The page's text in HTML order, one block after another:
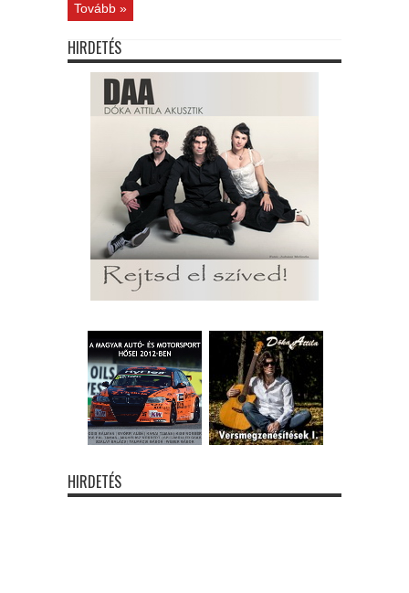
Tovább »
HIRDETÉS
HIRDETÉS